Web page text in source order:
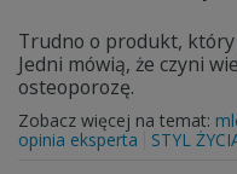
Trudno o produkt,
Jedni mówią, że czyni
osteoporozę.
Zobacz więcej na temat:
opinia eksperta
STYL